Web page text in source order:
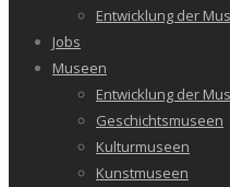
Entwicklung der
Jobs
Museen
Entwicklung der
Geschichtsmuseen
Kulturmuseen
Kunstmuseen